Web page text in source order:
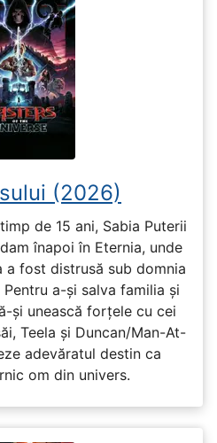
(2026)
de 15 ani, Sabia Puterii
înapoi în Eternia, unde
a fost distrusă sub domnia
a-și salva familia și
și unească forțele cu cei
Teela și Duncan/Man-At-
adevăratul destin ca
om din univers.